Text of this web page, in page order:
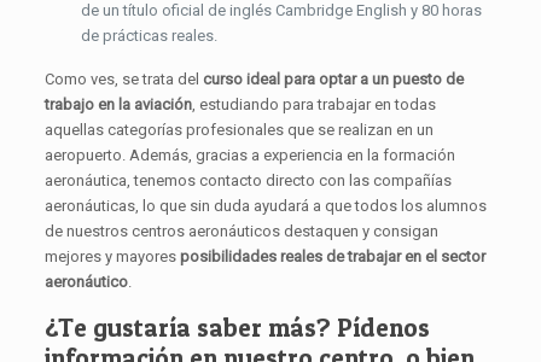
de un título oficial de inglés Cambridge English y 80 horas
de prácticas reales.
Como ves, se trata del curso ideal para optar a un puesto de
trabajo en la aviación, estudiando para trabajar en todas
aquellas categorías profesionales que se realizan en un
aeropuerto. Además, gracias a experiencia en la formación
aeronáutica, tenemos contacto directo con las compañías
aeronáuticas, lo que sin duda ayudará a que todos los alumnos
de nuestros centros aeronáuticos destaquen y consigan
mejores y mayores posibilidades reales de trabajar en el sector
aeronáutico.
¿Te gustaría saber más? Pídenos